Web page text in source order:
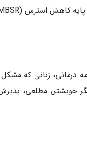
بر پایه برنامه درمانی،
خویشتن مطلعی،